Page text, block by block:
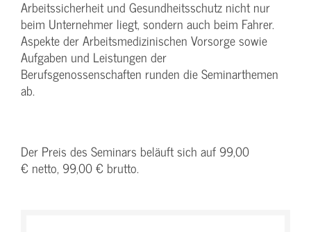
Arbeitssicherheit und Gesundheitsschutz nicht nur
beim Unternehmer liegt, sondern auch beim Fahrer.
Aspekte der Arbeitsmedizinischen Vorsorge sowie
Aufgaben und Leistungen der
Berufsgenossenschaften runden die Seminarthemen
ab.
Der Preis des Seminars beläuft sich auf 99,00
€ netto, 99,00 € brutto.